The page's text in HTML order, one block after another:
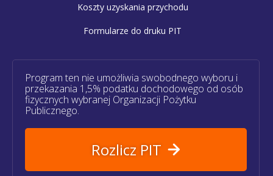
Koszty uzyskania przychodu
Formularze do druku PIT
Program ten nie umożliwia swobodnego wyboru i
przekazania 1,5% podatku dochodowego od osób
fizycznych wybranej Organizacji Pożytku
Publicznego.
Rozlicz PIT